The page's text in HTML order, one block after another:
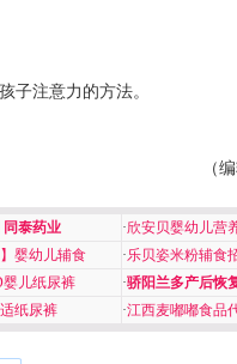
子注意力的方法。
（
同泰药业 ·欣安贝婴幼儿营
】婴幼儿辅食 ·乐贝姿米粉辅食
婴儿纸尿裤 ·骄阳兰多产后恢
纸尿裤 ·江西麦嘟嘟食品